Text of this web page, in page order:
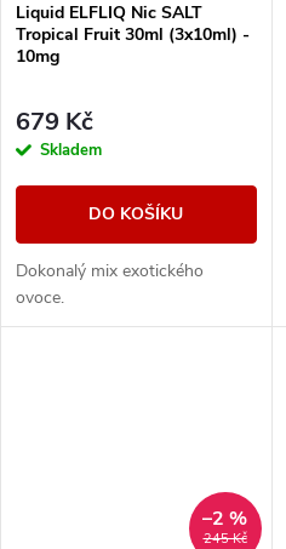
Liquid ELFLIQ Nic SALT
Tropical Fruit 30ml (3x10ml) -
10mg
679 Kč
Skladem
DO KOŠÍKU
Dokonalý mix exotického
ovoce.
245 Kč
–2 %